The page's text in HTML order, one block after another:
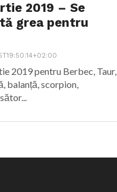
2019 – Se
grea pentru
2019 pentru Berbec, Taur,
balanță, scorpion,